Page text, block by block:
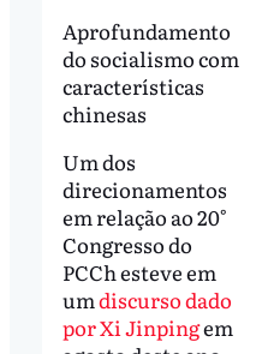
Aprofundamento
do socialismo com
características
chinesas
Um dos
direcionamentos
em relação ao 20°
Congresso do
PCCh esteve em
umdiscurso dado
por Xi Jinpingem